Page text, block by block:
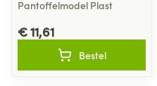
Pantoffelmodel Plast
€ 11,61
Bestel